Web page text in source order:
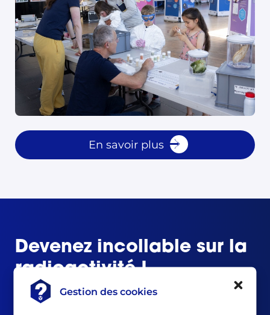
Gestion des cookies
En savoir plus
Devenez incollable sur la
radioactivité !
Dans le cadre de sa mission d’information du